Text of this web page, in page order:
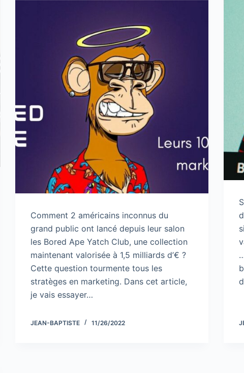
Comment 2 américains inconnus du
grand public ont lancé depuis leur salon
les Bored Ape Yatch Club, une collection
maintenant valorisée à 1,5 milliards d’€ ?
Cette question tourmente tous les
stratèges en marketing. Dans cet article,
je vais essayer…
JEAN-BAPTISTE 11/26/2022